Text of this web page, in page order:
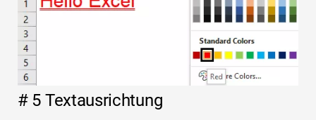
# 5 Textausrichtung